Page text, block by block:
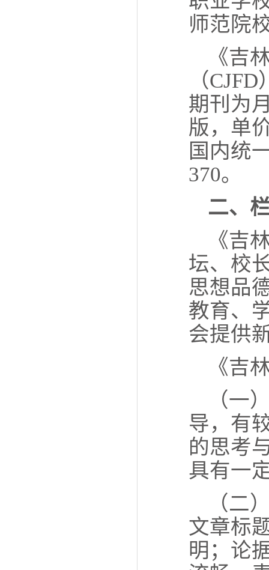
师范院
《吉
（CJFD
期刊为
版，单
国内统
370。
二、
《吉
坛、校
思想品
教育、
会提供
《吉
（一
导，有
的思考
具有一
（二
文章标
明；论